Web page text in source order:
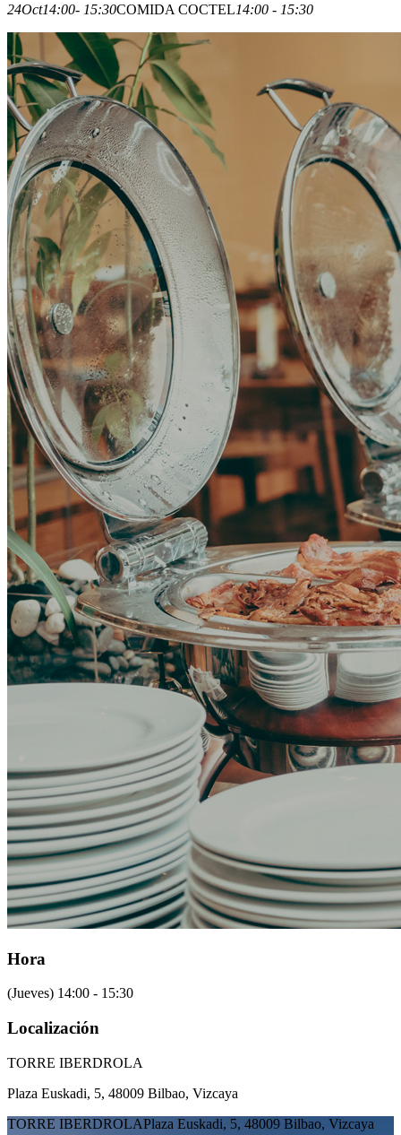
24Oct14:00- 15:30COMIDA COCTEL14:00 - 15:30
Hora
(Jueves) 14:00 - 15:30
Localización
TORRE IBERDROLA
Plaza Euskadi, 5, 48009 Bilbao, Vizcaya
TORRE IBERDROLAPlaza Euskadi, 5, 48009 Bilbao, Vizcaya